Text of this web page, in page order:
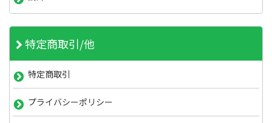
特定商取引/他
特定商取引
プライバシーポリシー